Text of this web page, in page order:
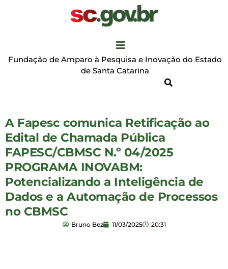
Fundação de Amparo à Pesquisa e Inovação do Estado
de Santa Catarina
A Fapesc comunica Retificação ao
Edital de Chamada Pública
FAPESC/CBMSC N.º 04/2025
PROGRAMA INOVABM:
Potencializando a Inteligência de
Dados e a Automação de Processos
no CBMSC
Bruno Bez 11/03/2025 20:31